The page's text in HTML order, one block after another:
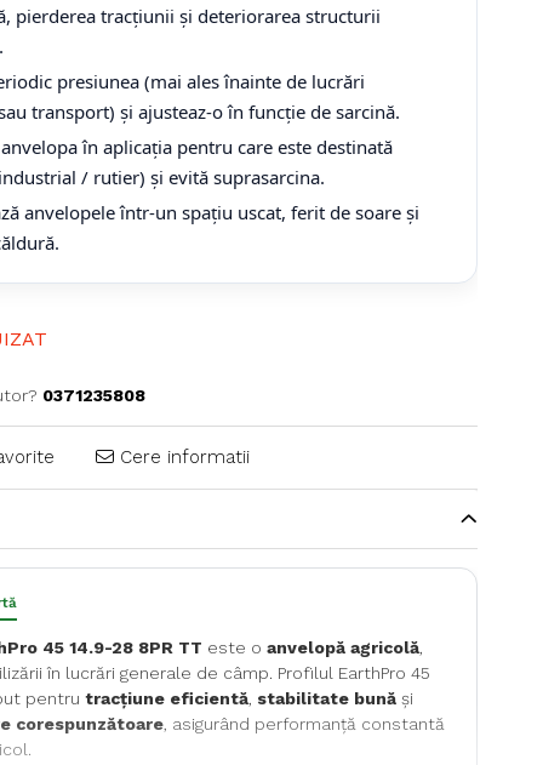
pierderea tracțiunii și deteriorarea structurii
presiunea (mai ales înainte de lucrări
transport) și ajusteaz-o în funcție de sarcină.
în aplicația pentru care este destinată
/ rutier) și evită suprasarcina.
anvelopele într-un spațiu uscat, ferit de soare și
0371235808
Cere informatii
45 14.9-28 8PR TT este o anvelopă agricolă,
în lucrări generale de câmp. Profilul EarthPro 45
pentru tracțiune eficientă, stabilitate bunăși
corespunzătoare, asigurând performanță constantă